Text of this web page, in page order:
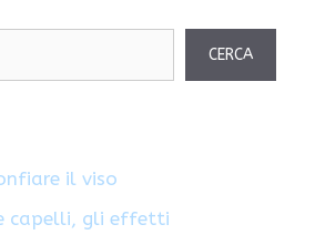
CERCA
il viso
capelli, gli effetti